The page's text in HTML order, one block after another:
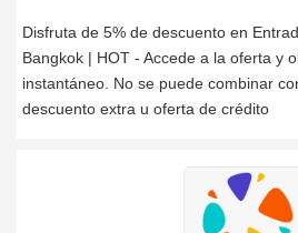
Disfruta de 5% de descuento en
Bangkok | HOT - Accede a la oferta y
instantáneo. No se puede combinar
descuento extra u oferta de crédito